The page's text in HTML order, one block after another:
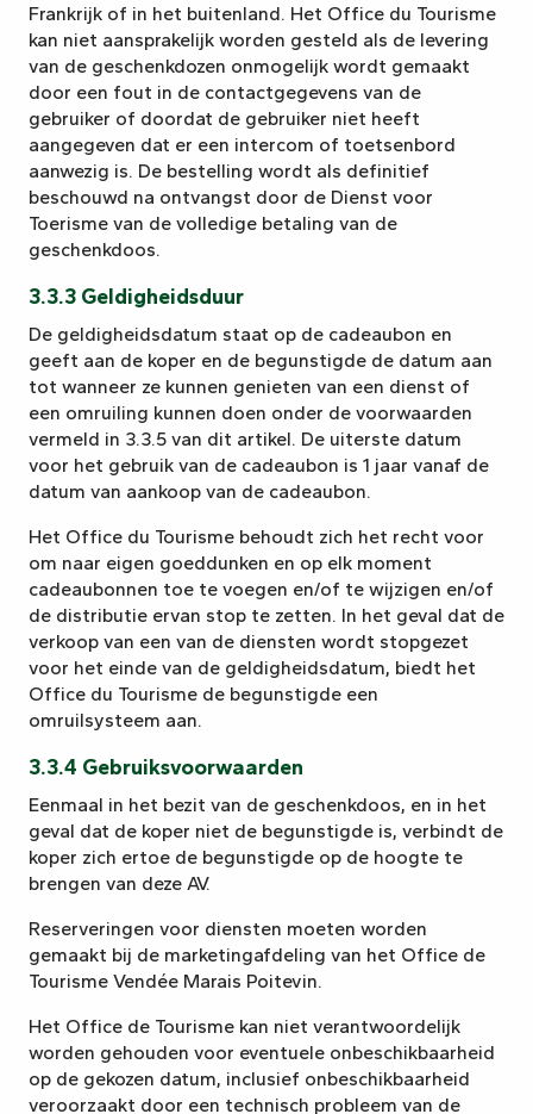
Frankrijk of in het buitenland. Het Office du Tourisme
kan niet aansprakelijk worden gesteld als de levering
van de geschenkdozen onmogelijk wordt gemaakt
door een fout in de contactgegevens van de
gebruiker of doordat de gebruiker niet heeft
aangegeven dat er een intercom of toetsenbord
aanwezig is. De bestelling wordt als definitief
beschouwd na ontvangst door de Dienst voor
Toerisme van de volledige betaling van de
geschenkdoos.
3.3.3 Geldigheidsduur
De geldigheidsdatum staat op de cadeaubon en
geeft aan de koper en de begunstigde de datum aan
tot wanneer ze kunnen genieten van een dienst of
een omruiling kunnen doen onder de voorwaarden
vermeld in 3.3.5 van dit artikel. De uiterste datum
voor het gebruik van de cadeaubon is 1 jaar vanaf de
datum van aankoop van de cadeaubon.
Het Office du Tourisme behoudt zich het recht voor
om naar eigen goeddunken en op elk moment
cadeaubonnen toe te voegen en/of te wijzigen en/of
de distributie ervan stop te zetten. In het geval dat de
verkoop van een van de diensten wordt stopgezet
voor het einde van de geldigheidsdatum, biedt het
Office du Tourisme de begunstigde een
omruilsysteem aan.
3.3.4 Gebruiksvoorwaarden
Eenmaal in het bezit van de geschenkdoos, en in het
geval dat de koper niet de begunstigde is, verbindt de
koper zich ertoe de begunstigde op de hoogte te
brengen van deze AV.
Reserveringen voor diensten moeten worden
gemaakt bij de marketingafdeling van het Office de
Tourisme Vendée Marais Poitevin.
Het Office de Tourisme kan niet verantwoordelijk
worden gehouden voor eventuele onbeschikbaarheid
op de gekozen datum, inclusief onbeschikbaarheid
veroorzaakt door een technisch probleem van de